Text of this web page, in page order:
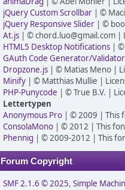
jQuery Custom Scrollbar | ©
jQuery Responsive Slider | ©
At.js | © chord.luo@gmail.com |
HTML5 Desktop Notifications | ©
GAuth Code Generator/Validator
Dropzone.js | © Matias Meno |
Minify | © Matthias Mullie |
PHP-Punycode | © True B.V. |
Lettertypen
Anonymous Pro | © 2009 | This
ConsolaMono | © 2012 | This
Phennig | © 2009-2012 | This
Forum Copyright
SMF 2.1.6 © 2025, Simple